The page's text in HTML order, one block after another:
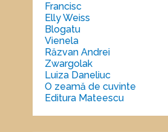
Francisc
Elly Weiss
Blogatu
Vienela
Răzvan Andrei
Zwargolak
Luiza Daneliuc
O zeamă de cuvinte
Editura Mateescu